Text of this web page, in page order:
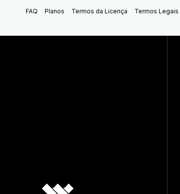
FAQ Planos Termos da Licença Termos